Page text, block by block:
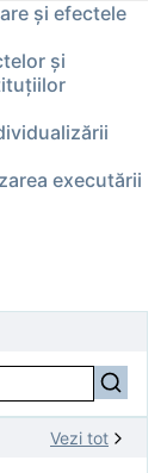
şi efectele
şi
executării
Vezi tot